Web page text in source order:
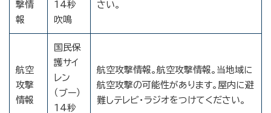
撃情
報
14秒
吹鳴
さい。
航空
攻撃
情報
国民保
護サイ
レン
（ブー）
14秒
航空攻撃情報。航空攻撃情報。当地域に
航空攻撃の可能性があります。屋内に避
難しテレビ・ラジオをつけてください。